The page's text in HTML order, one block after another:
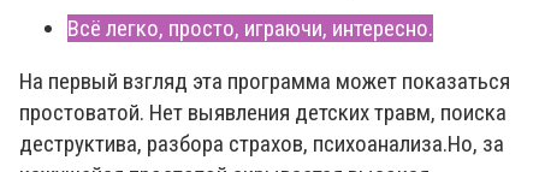
Всё легко, просто, играючи, интересно.
На первый взгляд эта программа может показаться
простоватой. Нет выявления детских травм, поиска
деструктива, разбора страхов, психоанализа.Но, за